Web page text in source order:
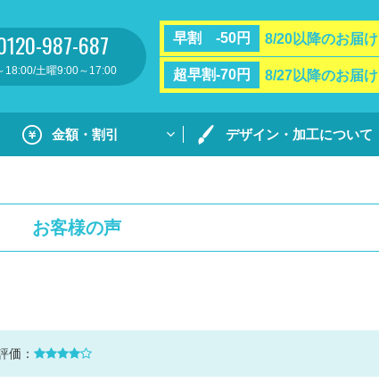
987-687
18:00/土曜9:00～17:00
早割 -50円 8/20以降のお届け
超早割-70円 8/27以降のお届け
金額・割引
お支払い方法・送料
デザイン・加工について
お客様の声
価：